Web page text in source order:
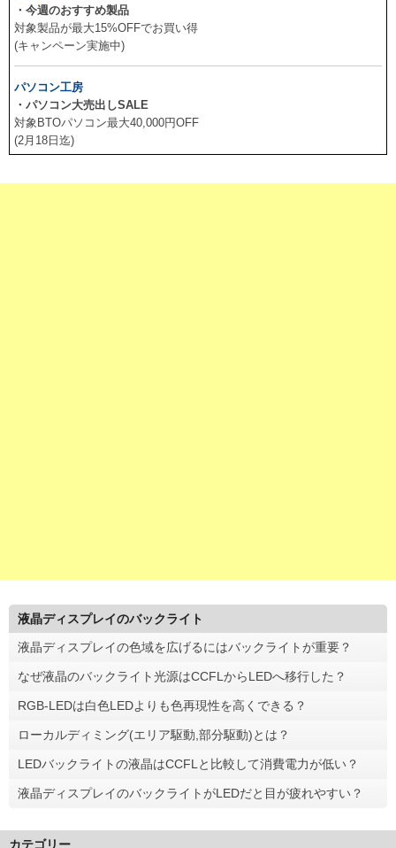
・今週のおすすめ製品
対象製品が最大15%OFFでお買い得
(キャンペーン実施中)
パソコン工房
・パソコン大売出しSALE
対象BTOパソコン最大40,000円OFF
(2月18日迄)
液晶ディスプレイのバックライト
液晶ディスプレイの色域を広げるにはバックライトが重要？
なぜ液晶のバックライト光源はCCFLからLEDへ移行した？
RGB-LEDは白色LEDよりも色再現性を高くできる？
ローカルディミング(エリア駆動,部分駆動)とは？
LEDバックライトの液晶はCCFLと比較して消費電力が低い？
液晶ディスプレイのバックライトがLEDだと目が疲れやすい？
カテゴリー